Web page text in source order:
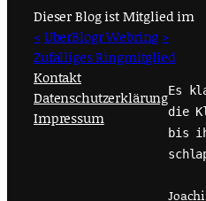
Dieser Blog ist Mitglied im
< UberBlogr Webring >
Zufälliges Ringmitglied
Kontakt
Datenschutzerklärung
Impressum
Es
die
bis